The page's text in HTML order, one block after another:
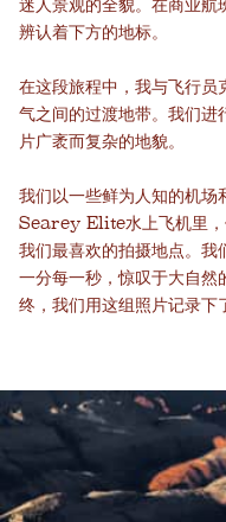
迷人景观的全貌。在商业航
辨认着下方的地标。
在这段旅程中，我与飞行员
气之间的过渡地带。我们进
片广袤而复杂的地貌。
我们以一些鲜为人知的机场
Searey Elite水上飞机里，
我们最喜欢的拍摄地点。我
一分每一秒，惊叹于大自然
终，我们用这组照片记录下